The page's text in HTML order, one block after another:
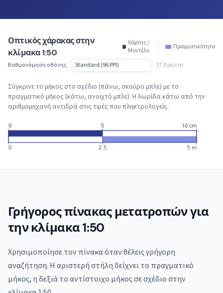
Οπτικός χάρακας στην
κλίμακα 1:50
Χάρτης /
Μοντέλο
| Πραγματικότητα
Βαθμονόμηση οθόνης 37.8 px/cm
Σύγκρινε το μήκος στο σχέδιο (πάνω, σκούρο μπλε) με το
πραγματικό μήκος (κάτω, ανοιχτό μπλε). Η λωρίδα κάτω από την
αριθμομηχανή αντιδρά στις τιμές που πληκτρολογείς.
0
0
5
2.5
10 cm
5 m
Γρήγορος πίνακας μετατροπών για
την κλίμακα 1:50
Χρησιμοποίησε τον πίνακα όταν θέλεις γρήγορη
αναζήτηση. Η αριστερή στήλη δείχνει το πραγματικό
μήκος, η δεξιά το αντίστοιχο μήκος σε σχέδιο στην